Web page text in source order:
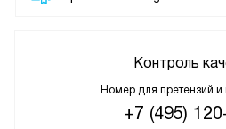
Контроль
Номер для претензий
+7 (495)